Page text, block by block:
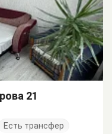
21
Есть трансфер